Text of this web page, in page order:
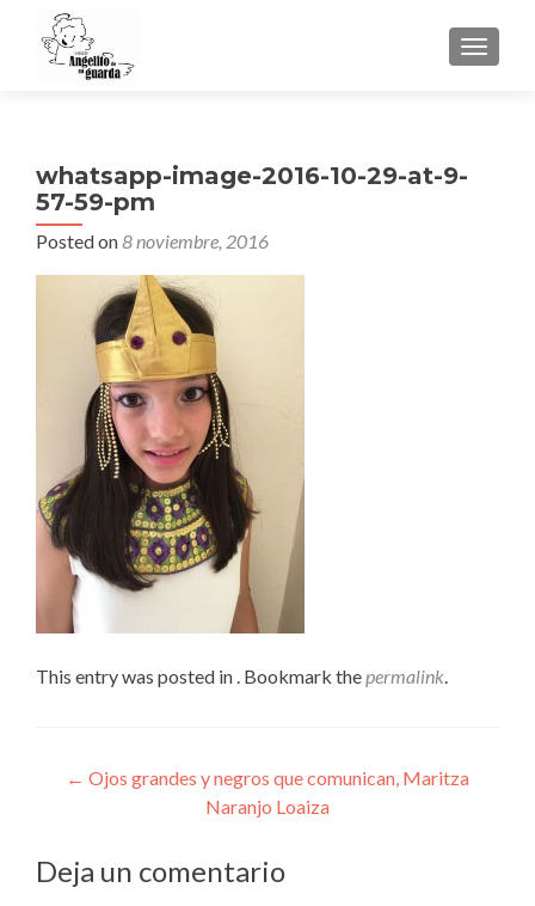
whatsapp-image-2016-10-29-at-9-
57-59-pm
Posted on8 noviembre, 2016
This entry was posted in . Bookmark thepermalink.
Navegación
entradas
← Ojos grandes y negros que comunican, Maritza
Naranjo Loaiza
Deja un comentario